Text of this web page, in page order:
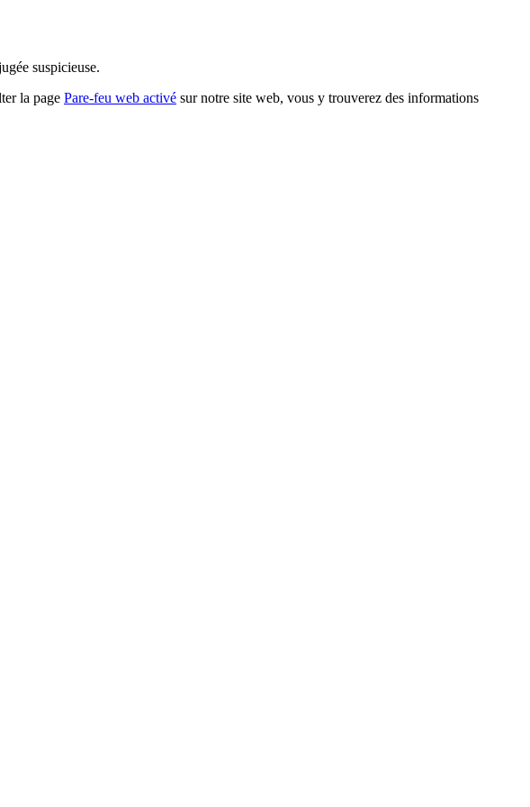
suspicieuse.
la page Pare-feu web activé sur notre site web, vous y trouverez des informations